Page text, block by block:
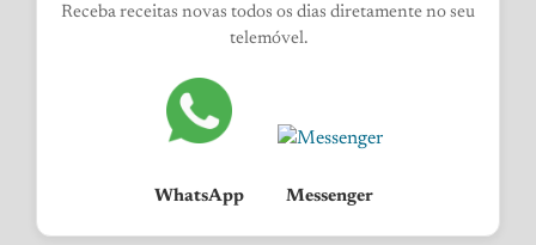
Receba receitas novas todos os dias diretamente no seu
telemóvel.
WhatsApp Messenger